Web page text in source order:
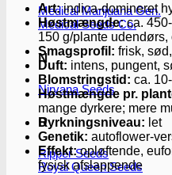
Medical Marijuana Gen.
Medical Seeds Co.
N
Nirvana Seeds
R
Ripper Seeds
Royal Queen Seeds
Art:indica-domineret
Høstmængde:ca.
150 g/plante
Smagsprofil: frisk,
Duft: intens, pungent,
Blomstringstid: ca.
Høstmængde pr.
mange dyrkere; mere
Dyrkningsniveau: let
Genetik: autoflower-
Effekt:opløftende,
fysisk afslappende